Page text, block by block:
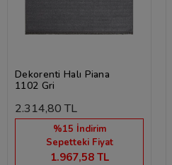
Dekorenti Halı Piana
1102 Gri
2.314,80 TL
%15 İndirim
Sepetteki Fiyat
1.967,58 TL